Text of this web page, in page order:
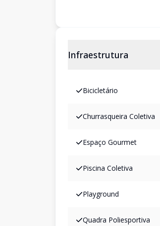
Infraestrutura
Bicicletário
Churrasqueira Coletiva
Espaço Gourmet
Piscina Coletiva
Playground
Quadra Poliesportiva